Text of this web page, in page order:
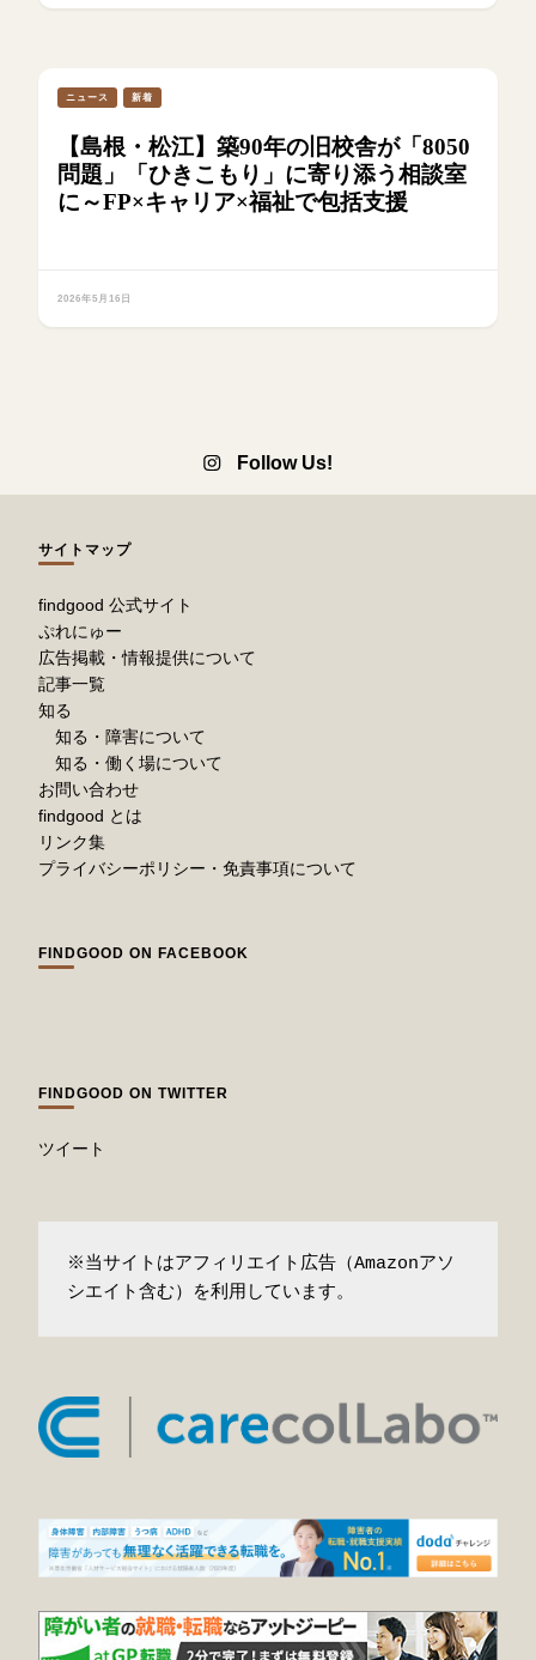
ニュース 新着
【島根・松江】築90年の旧校舎が「8050
問題」「ひきこもり」に寄り添う相談室
に～FP×キャリア×福祉で包括支援
2026年5月16日
Follow Us!
サイトマップ
findgood 公式サイト
ぷれにゅー
広告掲載・情報提供について
記事一覧
知る
知る・障害について
知る・働く場について
お問い合わせ
findgood とは
リンク集
プライバシーポリシー・免責事項について
FINDGOOD ON FACEBOOK
FINDGOOD ON TWITTER
ツイート
※当サイトはアフィリエイト広告（Amazonアソ
シエイト含む）を利用しています。